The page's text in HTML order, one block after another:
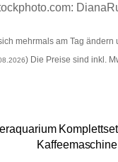
mehrmals am Tag
) Die Preise sind inkl.
Komplettset